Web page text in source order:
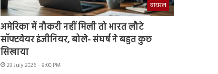
वायरल
अमेरिका में नौकरी नहीं मिली तो भारत लौटे
सॉफ्टवेयर इंजीनियर, बोले- संघर्ष ने बहुत कुछ
सिखाया
29 July 2026 - 8:00 PM